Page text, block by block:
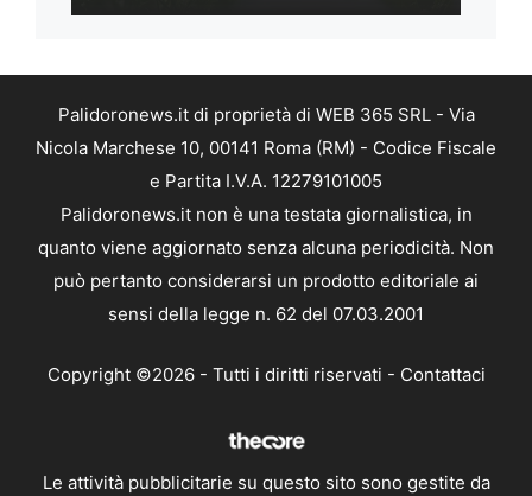
Palidoronews.it di proprietà di WEB 365 SRL - Via
Nicola Marchese 10, 00141 Roma (RM) - Codice Fiscale
e Partita I.V.A. 12279101005
Palidoronews.it non è una testata giornalistica, in
quanto viene aggiornato senza alcuna periodicità. Non
può pertanto considerarsi un prodotto editoriale ai
sensi della legge n. 62 del 07.03.2001
Copyright ©2026 - Tutti i diritti riservati - Contattaci
Le attività pubblicitarie su questo sito sono gestite da